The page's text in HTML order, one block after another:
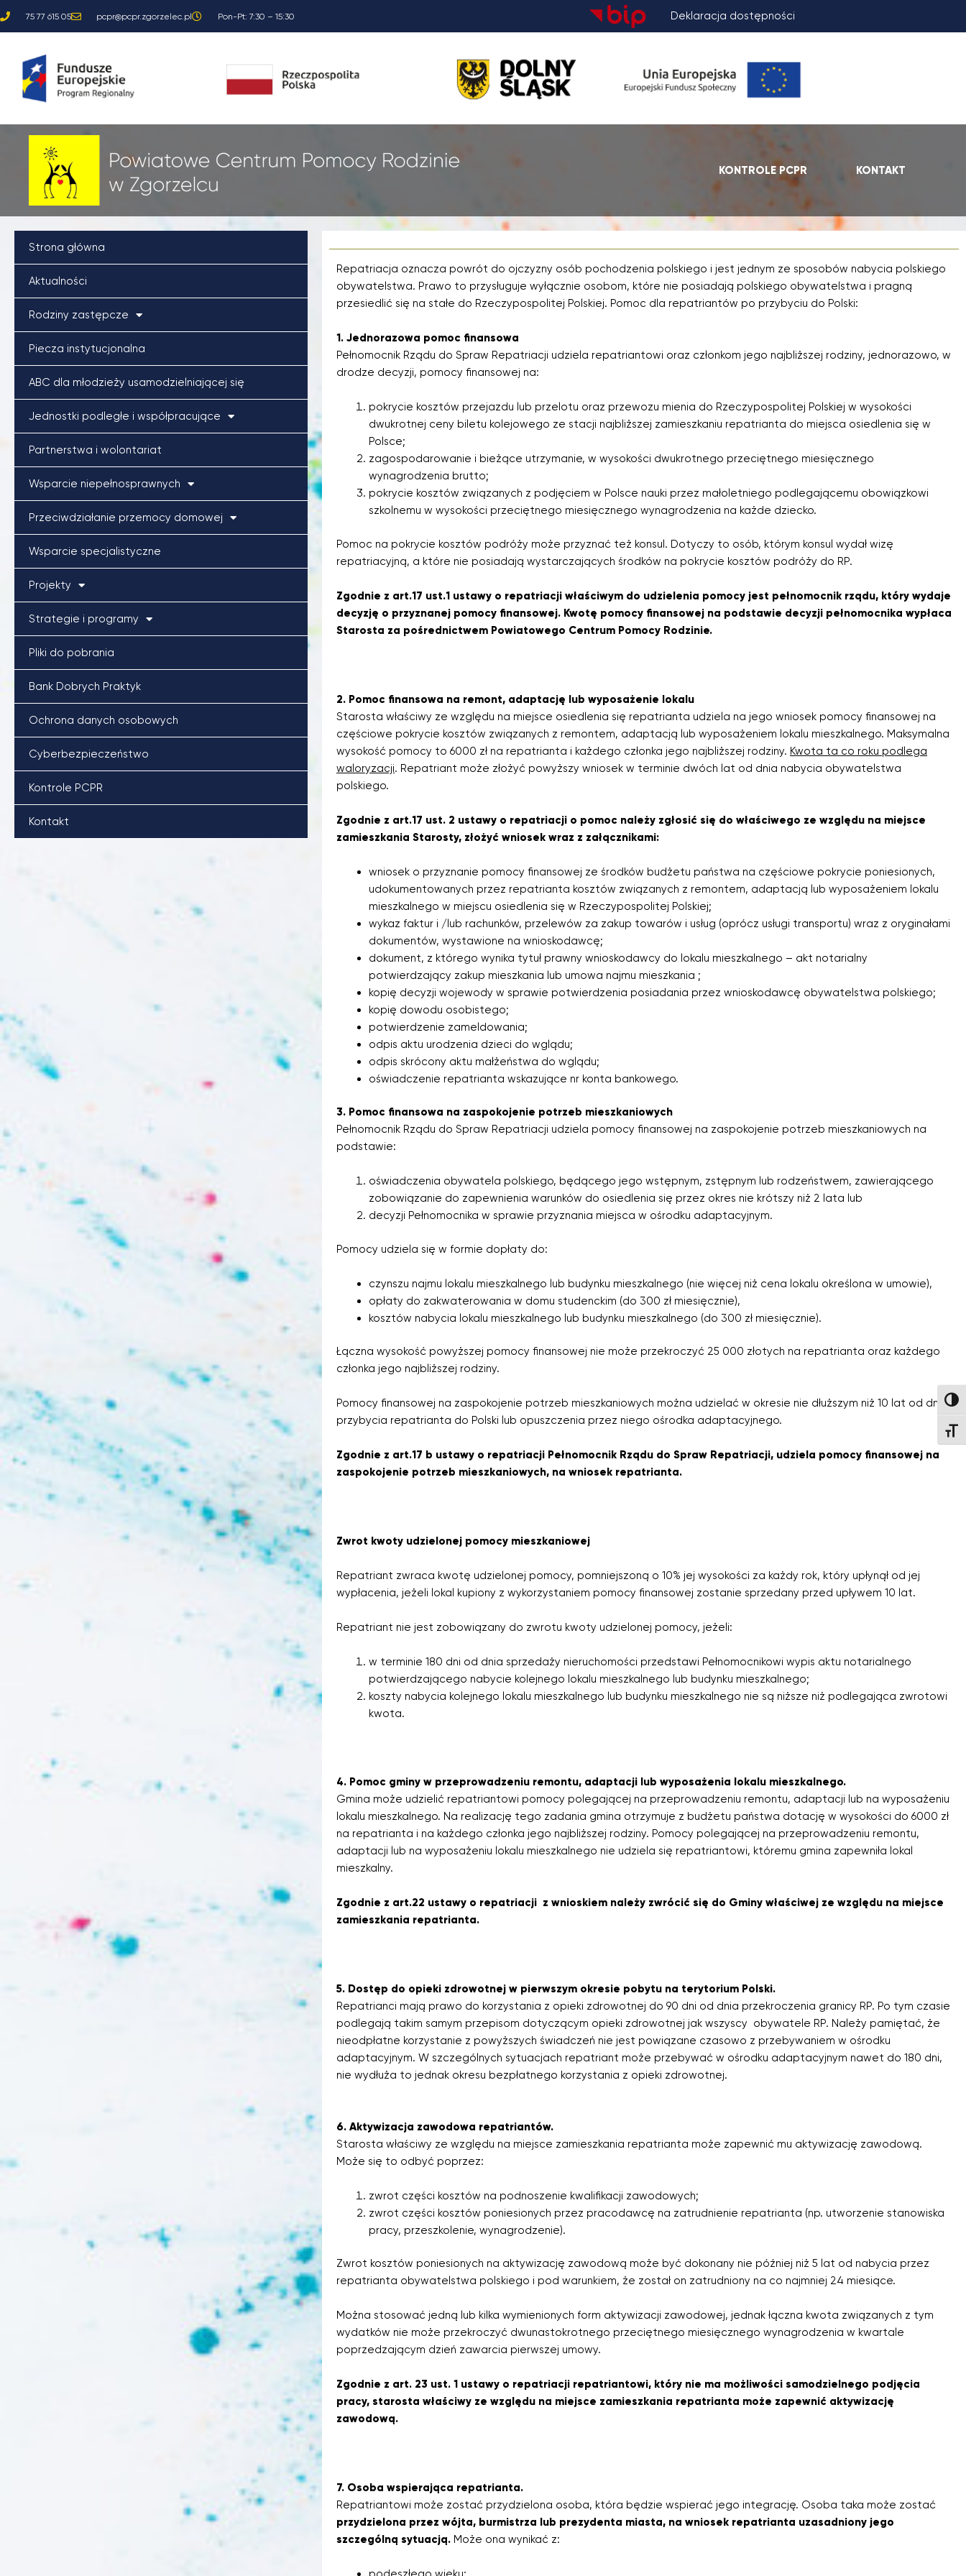
Przejdź
do
75 77 615 05 pcpr@pcpr.zgorzelec.pl Pon-Pt: 7:30 – 15:30 Deklaracja dostępności
KONTROLE PCPR KONTAKT
Strona główna
Aktualności
Rodziny zastępcze
Piecza instytucjonalna
ABC dla młodzieży usamodzielniającej się
Jednostki podległe i współpracujące
Partnerstwa i wolontariat
Wsparcie niepełnosprawnych
Przeciwdziałanie przemocy domowej
Wsparcie specjalistyczne
Projekty
Strategie i programy
Pliki do pobrania
Bank Dobrych Praktyk
Ochrona danych osobowych
Cyberbezpieczeństwo
Kontrole PCPR
Kontakt
Repatriacja oznacza powrót do ojczyzny osób pochodzenia polskiego i jest jednym ze sposobów nabycia polskiego
obywatelstwa. Prawo to przysługuje wyłącznie osobom, które nie posiadają polskiego obywatelstwa i pragną
przesiedlić się na stałe do Rzeczypospolitej Polskiej. Pomoc dla repatriantów po przybyciu do Polski:
1. Jednorazowa pomoc finansowa
Pełnomocnik Rządu do Spraw Repatriacji udziela repatriantowi oraz członkom jego najbliższej rodziny, jednorazowo, w
drodze decyzji, pomocy finansowej na:
pokrycie kosztów przejazdu lub przelotu oraz przewozu mienia do Rzeczypospolitej Polskiej w wysokości
dwukrotnej ceny biletu kolejowego ze stacji najbliższej zamieszkaniu repatrianta do miejsca osiedlenia się w
Polsce;
zagospodarowanie i bieżące utrzymanie, w wysokości dwukrotnego przeciętnego miesięcznego
wynagrodzenia brutto;
pokrycie kosztów związanych z podjęciem w Polsce nauki przez małoletniego podlegającemu obowiązkowi
szkolnemu w wysokości przeciętnego miesięcznego wynagrodzenia na każde dziecko.
Pomoc na pokrycie kosztów podróży może przyznać też konsul. Dotyczy to osób, którym konsul wydał wizę
repatriacyjną, a które nie posiadają wystarczających środków na pokrycie kosztów podróży do RP.
Zgodnie z art.17 ust.1 ustawy o repatriacji właściwym do udzielenia pomocy jest pełnomocnik rządu, który wydaje
decyzję o przyznanej pomocy finansowej. Kwotę pomocy finansowej na podstawie decyzji pełnomocnika wypłaca
Starosta za pośrednictwem Powiatowego Centrum Pomocy Rodzinie.
2. Pomoc finansowa na remont, adaptację lub wyposażenie lokalu
Starosta właściwy ze względu na miejsce osiedlenia się repatrianta udziela na jego wniosek pomocy finansowej na
częściowe pokrycie kosztów związanych z remontem, adaptacją lub wyposażeniem lokalu mieszkalnego. Maksymalna
wysokość pomocy to 6000 zł na repatrianta i każdego członka jego najbliższej rodziny. Kwota ta co roku podlega
waloryzacji. Repatriant może złożyć powyższy wniosek w terminie dwóch lat od dnia nabycia obywatelstwa
polskiego.
Zgodnie z art.17 ust. 2 ustawy o repatriacji o pomoc należy zgłosić się do właściwego ze względu na miejsce
zamieszkania Starosty, złożyć wniosek wraz z załącznikami:
wniosek o przyznanie pomocy finansowej ze środków budżetu państwa na częściowe pokrycie poniesionych,
udokumentowanych przez repatrianta kosztów związanych z remontem, adaptacją lub wyposażeniem lokalu
mieszkalnego w miejscu osiedlenia się w Rzeczypospolitej Polskiej;
wykaz faktur i /lub rachunków, przelewów za zakup towarów i usług (oprócz usługi transportu) wraz z oryginałami
dokumentów, wystawione na wnioskodawcę;
dokument, z którego wynika tytuł prawny wnioskodawcy do lokalu mieszkalnego – akt notarialny
potwierdzający zakup mieszkania lub umowa najmu mieszkania ;
kopię decyzji wojewody w sprawie potwierdzenia posiadania przez wnioskodawcę obywatelstwa polskiego;
kopię dowodu osobistego;
potwierdzenie zameldowania;
odpis aktu urodzenia dzieci do wglądu;
odpis skrócony aktu małżeństwa do wglądu;
oświadczenie repatrianta wskazujące nr konta bankowego.
3. Pomoc finansowa na zaspokojenie potrzeb mieszkaniowych
Pełnomocnik Rządu do Spraw Repatriacji udziela pomocy finansowej na zaspokojenie potrzeb mieszkaniowych na
podstawie:
oświadczenia obywatela polskiego, będącego jego wstępnym, zstępnym lub rodzeństwem, zawierającego
zobowiązanie do zapewnienia warunków do osiedlenia się przez okres nie krótszy niż 2 lata lub
decyzji Pełnomocnika w sprawie przyznania miejsca w ośrodku adaptacyjnym.
Pomocy udziela się w formie dopłaty do:
czynszu najmu lokalu mieszkalnego lub budynku mieszkalnego (nie więcej niż cena lokalu określona w umowie),
opłaty do zakwaterowania w domu studenckim (do 300 zł miesięcznie),
kosztów nabycia lokalu mieszkalnego lub budynku mieszkalnego (do 300 zł miesięcznie).
Łączna wysokość powyższej pomocy finansowej nie może przekroczyć 25 000 złotych na repatrianta oraz każdego
członka jego najbliższej rodziny.
Pomocy finansowej na zaspokojenie potrzeb mieszkaniowych można udzielać w okresie nie dłuższym niż 10 lat od dnia
przybycia repatrianta do Polski lub opuszczenia przez niego ośrodka adaptacyjnego.
Zgodnie z art.17 b ustawy o repatriacji Pełnomocnik Rządu do Spraw Repatriacji, udziela pomocy finansowej na
zaspokojenie potrzeb mieszkaniowych, na wniosek repatrianta.
Zwrot kwoty udzielonej pomocy mieszkaniowej
Repatriant zwraca kwotę udzielonej pomocy, pomniejszoną o 10% jej wysokości za każdy rok, który upłynął od jej
wypłacenia, jeżeli lokal kupiony z wykorzystaniem pomocy finansowej zostanie sprzedany przed upływem 10 lat.
Repatriant nie jest zobowiązany do zwrotu kwoty udzielonej pomocy, jeżeli:
w terminie 180 dni od dnia sprzedaży nieruchomości przedstawi Pełnomocnikowi wypis aktu notarialnego
potwierdzającego nabycie kolejnego lokalu mieszkalnego lub budynku mieszkalnego;
koszty nabycia kolejnego lokalu mieszkalnego lub budynku mieszkalnego nie są niższe niż podlegająca zwrotowi
kwota.
4. Pomoc gminy w przeprowadzeniu remontu, adaptacji lub wyposażenia lokalu mieszkalnego.
Gmina może udzielić repatriantowi pomocy polegającej na przeprowadzeniu remontu, adaptacji lub na wyposażeniu
lokalu mieszkalnego. Na realizację tego zadania gmina otrzymuje z budżetu państwa dotację w wysokości do 6000 zł
na repatrianta i na każdego członka jego najbliższej rodziny. Pomocy polegającej na przeprowadzeniu remontu,
adaptacji lub na wyposażeniu lokalu mieszkalnego nie udziela się repatriantowi, któremu gmina zapewniła lokal
mieszkalny.
Zgodnie z art.22 ustawy o repatriacji z wnioskiem należy zwrócić się do Gminy właściwej ze względu na miejsce
zamieszkania repatrianta.
5. Dostęp do opieki zdrowotnej w pierwszym okresie pobytu na terytorium Polski.
Repatrianci mają prawo do korzystania z opieki zdrowotnej do 90 dni od dnia przekroczenia granicy RP. Po tym czasie
podlegają takim samym przepisom dotyczącym opieki zdrowotnej jak wszyscy obywatele RP. Należy pamiętać, że
nieodpłatne korzystanie z powyższych świadczeń nie jest powiązane czasowo z przebywaniem w ośrodku
adaptacyjnym. W szczególnych sytuacjach repatriant może przebywać w ośrodku adaptacyjnym nawet do 180 dni,
nie wydłuża to jednak okresu bezpłatnego korzystania z opieki zdrowotnej.
6. Aktywizacja zawodowa repatriantów.
Starosta właściwy ze względu na miejsce zamieszkania repatrianta może zapewnić mu aktywizację zawodową.
Może się to odbyć poprzez:
zwrot części kosztów na podnoszenie kwalifikacji zawodowych;
zwrot części kosztów poniesionych przez pracodawcę na zatrudnienie repatrianta (np. utworzenie stanowiska
pracy, przeszkolenie, wynagrodzenie).
Zwrot kosztów poniesionych na aktywizację zawodową może być dokonany nie później niż 5 lat od nabycia przez
repatrianta obywatelstwa polskiego i pod warunkiem, że został on zatrudniony na co najmniej 24 miesiące.
Można stosować jedną lub kilka wymienionych form aktywizacji zawodowej, jednak łączna kwota związanych z tym
wydatków nie może przekroczyć dwunastokrotnego przeciętnego miesięcznego wynagrodzenia w kwartale
poprzedzającym dzień zawarcia pierwszej umowy.
Zgodnie z art. 23 ust. 1 ustawy o repatriacji repatriantowi, który nie ma możliwości samodzielnego podjęcia
pracy, starosta właściwy ze względu na miejsce zamieszkania repatrianta może zapewnić aktywizację
zawodową.
7. Osoba wspierająca repatrianta.
Repatriantowi może zostać przydzielona osoba, która będzie wspierać jego integrację. Osoba taka może zostać
przydzielona przez wójta, burmistrza lub prezydenta miasta, na wniosek repatrianta uzasadniony jego
szczególną sytuacją.Może ona wynikać z: